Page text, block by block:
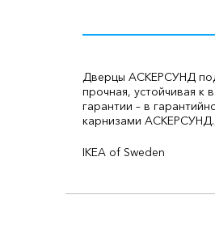
Дверцы АСКЕРСУНД под
прочная, устойчивая к
гарантии – в
карнизами АСКЕРСУНД.
IKEA of Sweden